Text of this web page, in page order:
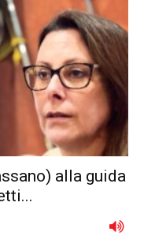
alla guida